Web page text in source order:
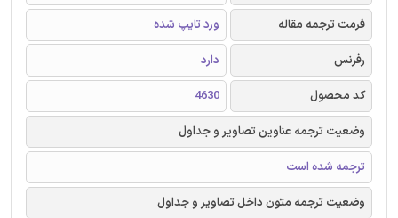
فرمت ترجمه مقاله
ورد تایپ شده
رفرنس
دارد
کد محصول
4630
وضعیت ترجمه عناوین تصاویر و جداول
ترجمه شده است
وضعیت ترجمه متون داخل تصاویر و جداول